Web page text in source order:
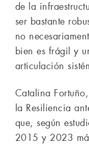
de la
ser bastante
no
bien es frágil y
articulación
Catalina
la Resiliencia
que, según
2015 y 2023